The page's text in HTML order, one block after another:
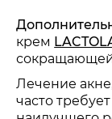
крем
Лечение
часто